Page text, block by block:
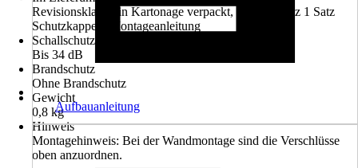
Revisionsklappe in Kartonage verpackt, Montagesatz 1 Satz
Schutzkappen, Montageanleitung
Schallschutz
Bis 34 dB
Brandschutz
Ohne Brandschutz
Gewicht
0,8 kg
Hinweis
Montagehinweis: Bei der Wandmontage sind die Verschlüsse
oben anzuordnen.
Aufbauanleitung